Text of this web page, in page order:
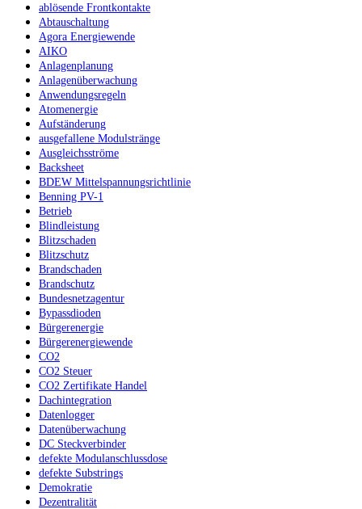
ablösende Frontkontakte
Abtauschaltung
Agora Energiewende
AIKO
Anlagenplanung
Anlagenüberwachung
Anwendungsregeln
Atomenergie
Aufständerung
ausgefallene Modulstränge
Ausgleichsströme
Backsheet
BDEW Mittelspannungsrichtlinie
Benning PV-1
Betrieb
Blindleistung
Blitzschaden
Blitzschutz
Brandschaden
Brandschutz
Bundesnetzagentur
Bypassdioden
Bürgerenergie
Bürgerenergiewende
CO2
CO2 Steuer
CO2 Zertifikate Handel
Dachintegration
Datenlogger
Datenüberwachung
DC Steckverbinder
defekte Modulanschlussdose
defekte Substrings
Demokratie
Dezentralität